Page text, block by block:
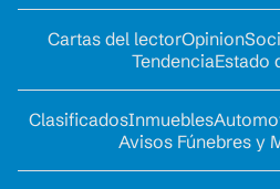
Cartas del lectorOpinion
TendenciaEstado
ClasificadosInmuebles
Avisos Fúnebres y